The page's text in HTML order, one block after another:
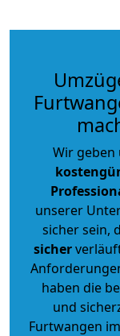
Wir geben
unserer
sicher sein,
sicher
haben die
und
Furtwangen